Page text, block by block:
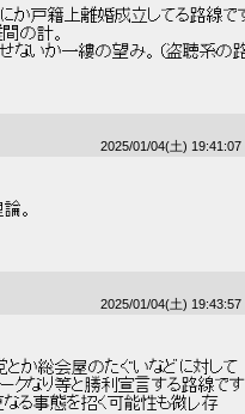
か戸籍上離婚成立してる路線で
の計。
ないか一縷の望み。（盗聴系の
2025/01/04(土) 19:41:07
。
2025/01/04(土) 19:43:57
か総会屋のたぐいなどに対して
クなり等と勝利宣言する路線で
る事態を招く可能性も微レ存